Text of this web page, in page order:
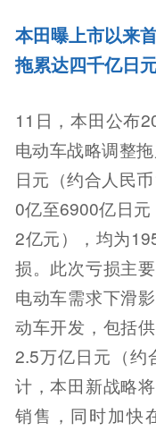
本田曝上市以来
拖累达四千亿日
11日，本田公布
电动车战略调整
日元（约合人民
0亿至6900亿日
2亿元），均为
损。此次亏损主
电动车需求下滑
动车开发，包括
2.5万亿日元（约
计，本田新战略
销售，同时加快